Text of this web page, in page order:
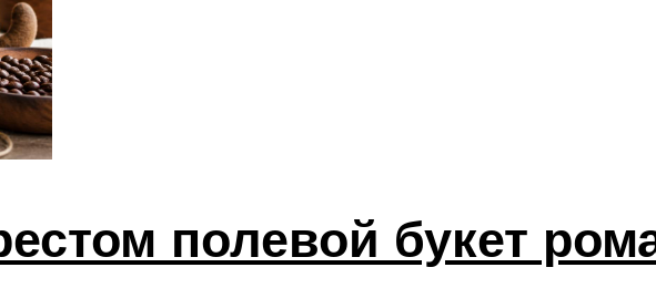
полевой букет